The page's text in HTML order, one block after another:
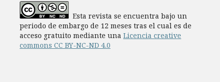
Esta revista se encuentra bajo un
periodo de embargo de 12 meses tras el cual es de
acceso gratuito mediante una Licencia creative
commons CC BY-NC-ND 4.0